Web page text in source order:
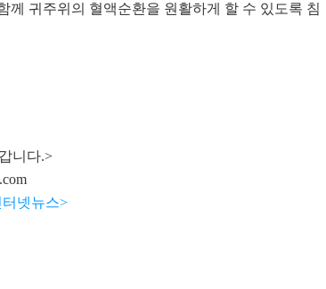
께 귀주위의 혈액순환을 원활하게 할 수 있도록 침
니다.>
넷뉴스>